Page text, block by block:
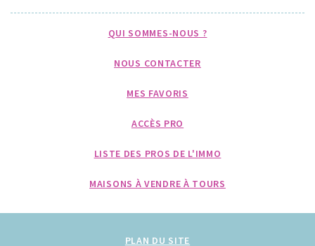
QUI SOMMES-NOUS ?
NOUS CONTACTER
MES FAVORIS
ACCÈS PRO
LISTE DES PROS DE L'IMMO
MAISONS À VENDRE À TOURS
PLAN DU SITE